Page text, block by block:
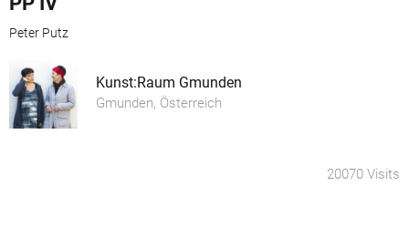
Peter Putz
Kunst:Raum Gmunden
Gmunden, Österreich
20070 Visits